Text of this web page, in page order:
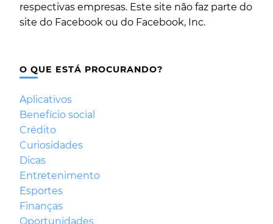
respectivas empresas. Este site não faz parte do
site do Facebook ou do Facebook, Inc.
O QUE ESTÁ PROCURANDO?
Aplicativos
Benefício social
Crédito
Curiosidades
Dicas
Entretenimento
Esportes
Finanças
Oportunidades